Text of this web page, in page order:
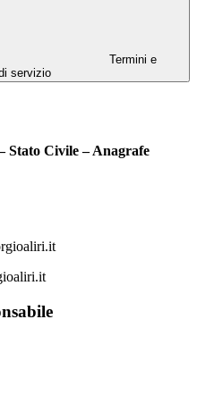
Termini e
servizio
Stato Civile – Anagrafe